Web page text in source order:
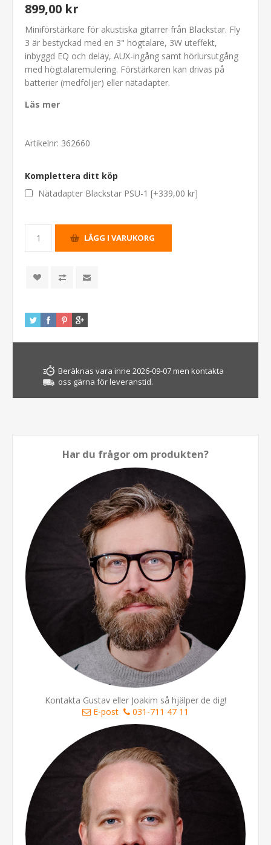
899,00 kr
Miniförstärkare för akustiska gitarrer från Blackstar. Fly
3 är bestyckad med en 3" högtalare, 3W uteffekt,
inbyggd EQ och delay, AUX-ingång samt hörlursutgång
med högtalaremulering. Förstärkaren kan drivas på
batterier (medföljer) eller nätadapter.
Läs mer
Artikelnr: 362660
Komplettera ditt köp
Nätadapter Blackstar PSU-1 [+339,00 kr]
Beräknas vara inne 2026-09-07 men kontakta
oss gärna för leveranstid.
Har du frågor om produkten?
Kontakta Gustav eller Joakim så hjälper de dig!
E-post
031-711 47 11